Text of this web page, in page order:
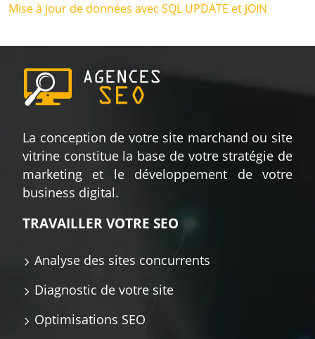
Mise à jour de données avec SQL UPDATE et JOIN
La conception de votre site marchand ou site
vitrine constitue la base de votre stratégie de
marketing et le développement de votre
business digital.
TRAVAILLER VOTRE SEO
Analyse des sites concurrents
Diagnostic de votre site
Optimisations SEO